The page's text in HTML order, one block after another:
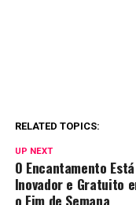
RELATED TOPICS:
UP NEXT
O Encantamento
Inovador e Gratuito
o Fim de Semana